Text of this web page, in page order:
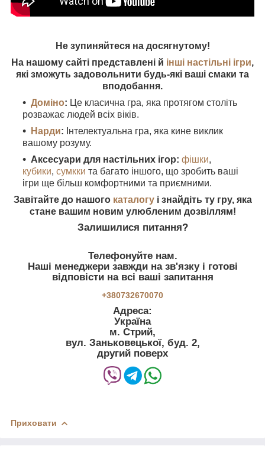
Не зупиняйтеся на досягнутому!
На нашому сайті представлені й інші настільні ігри,
які зможуть задовольнити будь-які ваші смаки та
вподобання.
Доміно: Це класична гра, яка протягом століть
розважає людей всіх віків.
Нарди: Інтелектуальна гра, яка кине виклик
вашому розуму.
Аксесуари для настільних ігор: фішки,
кубики, сумкки та багато іншого, що зробить ваші
ігри ще більш комфортними та приємними.
Завітайте до нашого каталогуі знайдіть ту гру, яка
стане вашим новим улюбленим дозвіллям!
Залишилися питання?
Телефонуйте нам.
Наші менеджери завжди на зв'язку і готові
відповісти на всі ваші запитання
+380732670070
Адреса:
Україна
м. Стрий,
вул. Заньковецької, буд. 2,
другий поверх
Приховати